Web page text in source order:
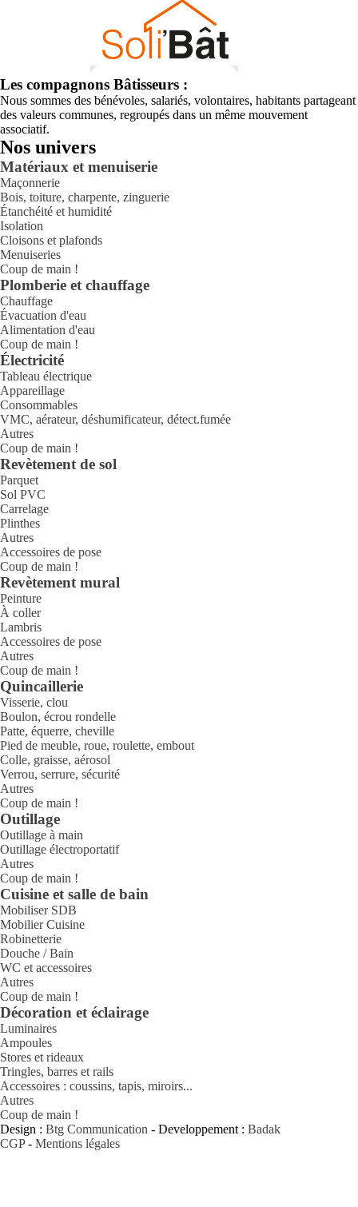
Les compagnons Bâtisseurs :
Nous sommes des bénévoles, salariés, volontaires, habitants partageant
des valeurs communes, regroupés dans un même mouvement
associatif.
Nos univers
Matériaux et menuiserie
Maçonnerie
Bois, toiture, charpente, zinguerie
Étanchéité et humidité
Isolation
Cloisons et plafonds
Menuiseries
Coup de main !
Plomberie et chauffage
Chauffage
Évacuation d'eau
Alimentation d'eau
Coup de main !
Électricité
Tableau électrique
Appareillage
Consommables
VMC, aérateur, déshumificateur, détect.fumée
Autres
Coup de main !
Revètement de sol
Parquet
Sol PVC
Carrelage
Plinthes
Autres
Accessoires de pose
Coup de main !
Revètement mural
Peinture
À coller
Lambris
Accessoires de pose
Autres
Coup de main !
Quincaillerie
Visserie, clou
Boulon, écrou rondelle
Patte, équerre, cheville
Pied de meuble, roue, roulette, embout
Colle, graisse, aérosol
Verrou, serrure, sécurité
Autres
Coup de main !
Outillage
Outillage à main
Outillage électroportatif
Autres
Coup de main !
Cuisine et salle de bain
Mobiliser SDB
Mobilier Cuisine
Robinetterie
Douche / Bain
WC et accessoires
Autres
Coup de main !
Décoration et éclairage
Luminaires
Ampoules
Stores et rideaux
Tringles, barres et rails
Accessoires : coussins, tapis, miroirs...
Autres
Coup de main !
Design : Btg Communication - Developpement : Badak
CGP- Mentions légales